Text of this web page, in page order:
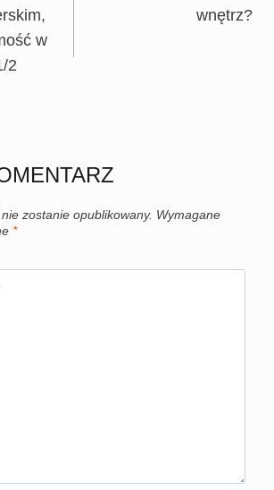
w
2
wnętrz?
zostanie opublikowany. Wymagane
*